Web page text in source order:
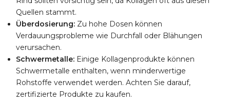
Quellen stammt.
Überdosierung: Zu hohe Dosen können
Verdauungsprobleme wie Durchfall oder Blähungen
verursachen.
Schwermetalle: Einige Kollagenprodukte können
Schwermetalle enthalten, wenn minderwertige
Rohstoffe verwendet werden. Achten Sie darauf,
zertifizierte Produkte zu kaufen.